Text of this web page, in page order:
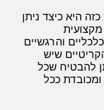
היא כיצד ניתן
והרגשיים
שיש
להבטיח שכל
ומכובדת ככל